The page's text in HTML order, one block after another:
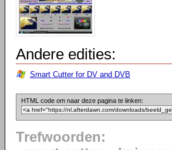
Andere edities:
Smart Cutter for DV and DVB
HTML code om naar deze pagina te linken:
Trefwoorden: